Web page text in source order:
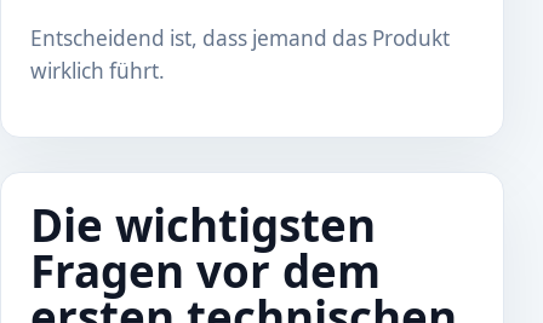
Entscheidend ist, dass jemand das Produkt
wirklich führt.
Die wichtigsten
Fragen vor dem